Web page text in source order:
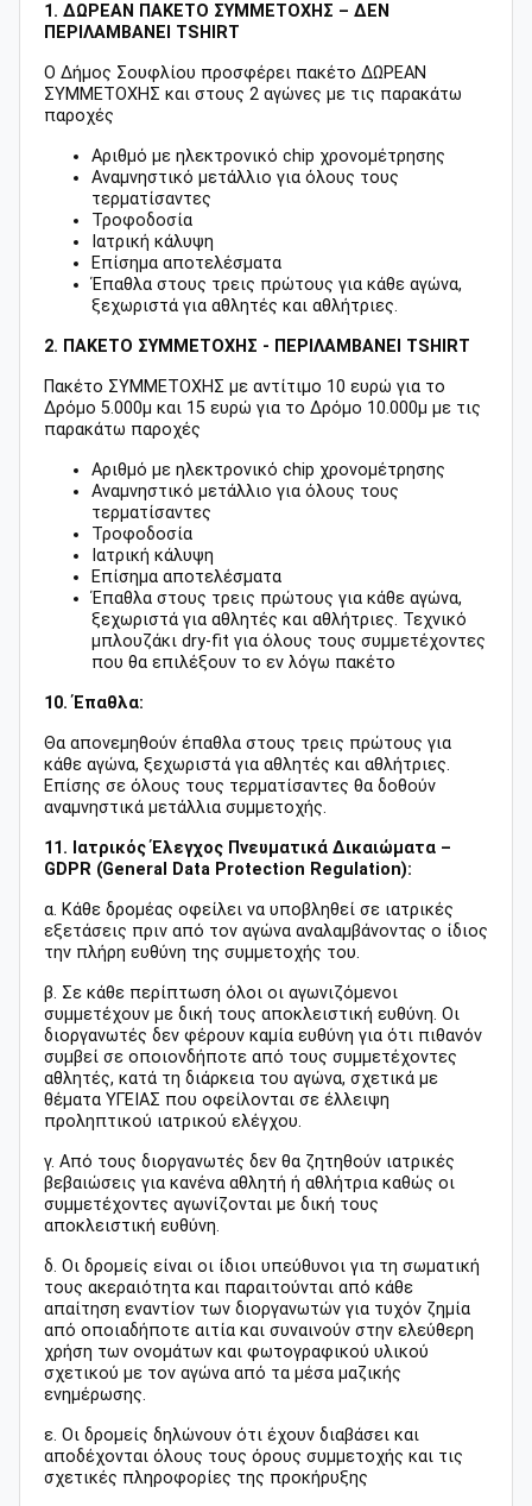
1. ΔΩΡΕΑΝ ΠΑΚΕΤΟ ΣΥΜΜΕΤΟΧΗΣ – ΔΕΝ
ΠΕΡΙΛΑΜΒΑΝΕΙ TSHIRT
Ο Δήμος Σουφλίου προσφέρει πακέτο ΔΩΡΕΑΝ
ΣΥΜΜΕΤΟΧΗΣ και στους 2 αγώνες με τις παρακάτω
παροχές
Αριθμό με ηλεκτρονικό chip χρονομέτρησης
Αναμνηστικό μετάλλιο για όλους τους
τερματίσαντες
Τροφοδοσία
Ιατρική κάλυψη
Επίσημα αποτελέσματα
Έπαθλα στους τρεις πρώτους για κάθε αγώνα,
ξεχωριστά για αθλητές και αθλήτριες.
2. ΠΑΚΕΤΟ ΣΥΜΜΕΤΟΧΗΣ - ΠΕΡΙΛΑΜΒΑΝΕΙ TSHIRT
Πακέτο ΣΥΜΜΕΤΟΧΗΣ με αντίτιμο 10 ευρώ για το
Δρόμο 5.000μ και 15 ευρώ για το Δρόμο 10.000μ με τις
παρακάτω παροχές
Αριθμό με ηλεκτρονικό chip χρονομέτρησης
Αναμνηστικό μετάλλιο για όλους τους
τερματίσαντες
Τροφοδοσία
Ιατρική κάλυψη
Επίσημα αποτελέσματα
Έπαθλα στους τρεις πρώτους για κάθε αγώνα,
ξεχωριστά για αθλητές και αθλήτριες. Τεχνικό
μπλουζάκι dry-fit για όλους τους συμμετέχοντες
που θα επιλέξουν το εν λόγω πακέτο
10. Έπαθλα:
Θα απονεμηθούν έπαθλα στους τρεις πρώτους για
κάθε αγώνα, ξεχωριστά για αθλητές και αθλήτριες.
Επίσης σε όλους τους τερματίσαντες θα δοθούν
αναμνηστικά μετάλλια συμμετοχής.
11. Ιατρικός Έλεγχος Πνευματικά Δικαιώματα –
GDPR (General Data Protection Regulation):
α. Κάθε δρομέας οφείλει να υποβληθεί σε ιατρικές
εξετάσεις πριν από τον αγώνα αναλαμβάνοντας ο ίδιος
την πλήρη ευθύνη της συμμετοχής του.
β. Σε κάθε περίπτωση όλοι οι αγωνιζόμενοι
συμμετέχουν με δική τους αποκλειστική ευθύνη. Οι
διοργανωτές δεν φέρουν καμία ευθύνη για ότι πιθανόν
συμβεί σε οποιονδήποτε από τους συμμετέχοντες
αθλητές, κατά τη διάρκεια του αγώνα, σχετικά με
θέματα ΥΓΕΙΑΣ που οφείλονται σε έλλειψη
προληπτικού ιατρικού ελέγχου.
γ. Από τους διοργανωτές δεν θα ζητηθούν ιατρικές
βεβαιώσεις για κανένα αθλητή ή αθλήτρια καθώς οι
συμμετέχοντες αγωνίζονται με δική τους
αποκλειστική ευθύνη.
δ. Οι δρομείς είναι οι ίδιοι υπεύθυνοι για τη σωματική
τους ακεραιότητα και παραιτούνται από κάθε
απαίτηση εναντίον των διοργανωτών για τυχόν ζημία
από οποιαδήποτε αιτία και συναινούν στην ελεύθερη
χρήση των ονομάτων και φωτογραφικού υλικού
σχετικού με τον αγώνα από τα μέσα μαζικής
ενημέρωσης.
ε. Οι δρομείς δηλώνουν ότι έχουν διαβάσει και
αποδέχονται όλους τους όρους συμμετοχής και τις
σχετικές πληροφορίες της προκήρυξης